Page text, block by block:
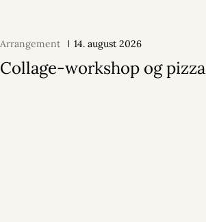
Arrangement 14. august 2026
Collage-workshop og pizza